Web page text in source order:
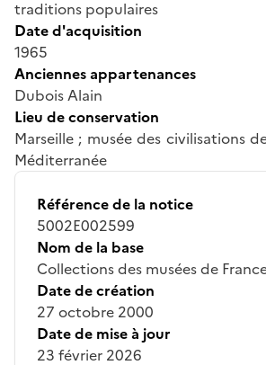
traditions populaires
Date d'acquisition
1965
Anciennes appartenances
Dubois Alain
Lieu de conservation
Marseille ; musée des civilisations
Méditerranée
Référence de la notice
5002E002599
Nom de la base
Collections des musées de
Date de création
27 octobre 2000
Date de mise à jour
23 février 2026